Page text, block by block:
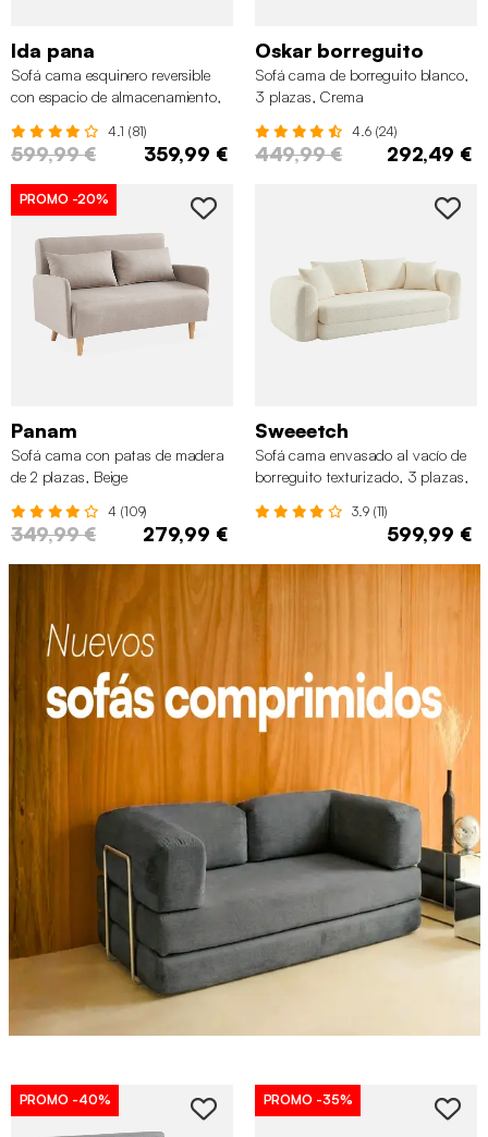
Ida pana
Sofá cama esquinero reversible
con espacio de almacenamiento,
4.1 (81)
599,99 € 359,99 €
Oskar borreguito
Sofá cama de borreguito blanco,
3 plazas, Crema
4.6 (24)
449,99 € 292,49 €
PROMO -20%
Panam
Sofá cama con patas de madera
de 2 plazas, Beige
4 (109)
349,99 € 279,99 €
Sweeetch
Sofá cama envasado al vacío de
borreguito texturizado, 3 plazas,
3.9 (11)
599,99 €
PROMO -40% PROMO -35%